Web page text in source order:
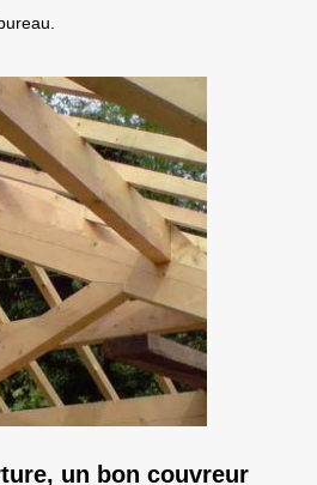
un bon couvreur